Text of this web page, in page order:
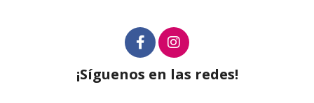
¡Síguenos en las redes!